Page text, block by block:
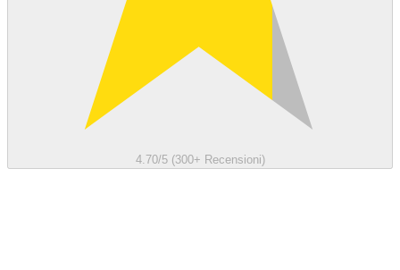
4.70/5 (300+ Recensioni)